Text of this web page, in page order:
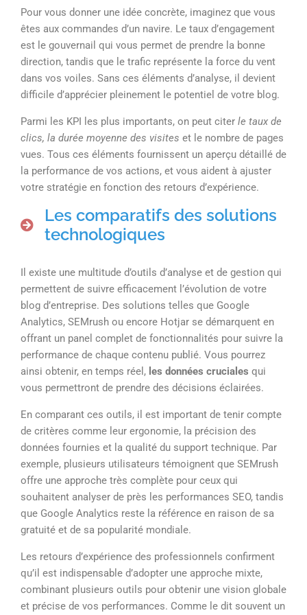
Pour vous donner une idée concrète, imaginez que vous
êtes aux commandes d’un navire. Le taux d’engagement
est le gouvernail qui vous permet de prendre la bonne
direction, tandis que le trafic représente la force du vent
dans vos voiles. Sans ces éléments d’analyse, il devient
difficile d’apprécier pleinement le potentiel de votre blog.
Parmi les KPI les plus importants, on peut citer le taux de
clics, la durée moyenne des visites et le nombre de pages
vues. Tous ces éléments fournissent un aperçu détaillé de
la performance de vos actions, et vous aident à ajuster
votre stratégie en fonction des retours d’expérience.
Les comparatifs des solutions
technologiques
Il existe une multitude d’outils d’analyse et de gestion qui
permettent de suivre efficacement l’évolution de votre
blog d’entreprise. Des solutions telles que Google
Analytics, SEMrush ou encore Hotjar se démarquent en
offrant un panel complet de fonctionnalités pour suivre la
performance de chaque contenu publié. Vous pourrez
ainsi obtenir, en temps réel, les données cruciales qui
vous permettront de prendre des décisions éclairées.
En comparant ces outils, il est important de tenir compte
de critères comme leur ergonomie, la précision des
données fournies et la qualité du support technique. Par
exemple, plusieurs utilisateurs témoignent que SEMrush
offre une approche très complète pour ceux qui
souhaitent analyser de près les performances SEO, tandis
que Google Analytics reste la référence en raison de sa
gratuité et de sa popularité mondiale.
Les retours d’expérience des professionnels confirment
qu’il est indispensable d’adopter une approche mixte,
combinant plusieurs outils pour obtenir une vision globale
et précise de vos performances. Comme le dit souvent un